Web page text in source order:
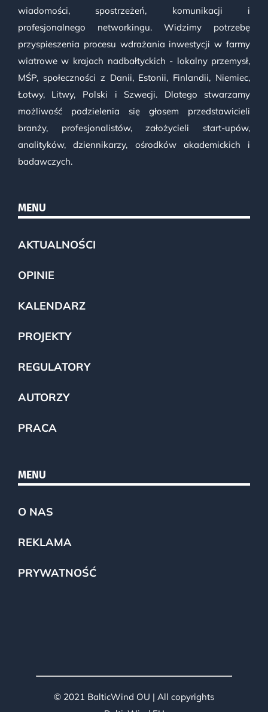
wiadomości, spostrzeżeń, komunikacji i
profesjonalnego networkingu. Widzimy potrzebę
przyspieszenia procesu wdrażania inwestycji w farmy
wiatrowe w krajach nadbałtyckich - lokalny przemysł,
MŚP, społeczności z Danii, Estonii, Finlandii, Niemiec,
Łotwy, Litwy, Polski i Szwecji. Dlatego stwarzamy
możliwość podzielenia się głosem przedstawicieli
branży, profesjonalistów, założycieli start-upów,
analityków, dziennikarzy, ośrodków akademickich i
badawczych.
MENU
AKTUALNOŚCI
OPINIE
KALENDARZ
PROJEKTY
REGULATORY
AUTORZY
PRACA
MENU
O NAS
REKLAMA
PRYWATNOŚĆ
© 2021 BalticWind OU | All copyrights